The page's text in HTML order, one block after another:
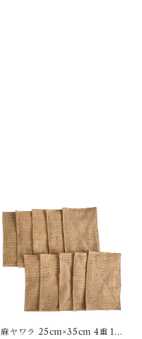
麻ヤワラ 25cm×35cm 4重 10